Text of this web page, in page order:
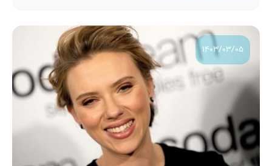
۱۴۰۳/۰۳/۰۵